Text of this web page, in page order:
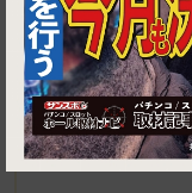
施設名 餃子と瓶
電話 0428-27-
種別 ユーザー